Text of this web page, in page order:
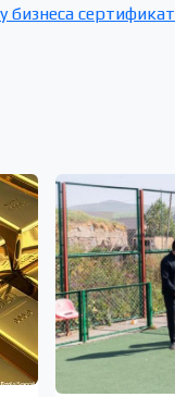
сертификат